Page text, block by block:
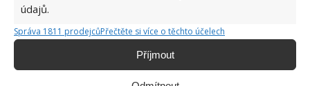
údajů.
Správa 1811 prodejcůPřečtěte si více o těchto účelech
Příjmout
Pro okamžité zlepšení praní je potřeba zakročit